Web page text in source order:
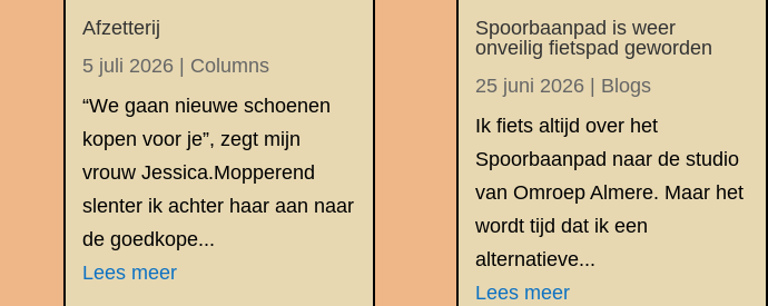
Afzetterij
5 juli 2026
Columns
“We gaan nieuwe schoenen
kopen voor je”, zegt mijn
vrouw Jessica.Mopperend
slenter ik achter haar aan naar
de goedkope...
Lees meer
Spoorbaanpad is weer
onveilig fietspad geworden
25 juni 2026
Blogs
Ik fiets altijd over het
Spoorbaanpad naar de studio
van Omroep Almere. Maar het
wordt tijd dat ik een
alternatieve...
Lees meer